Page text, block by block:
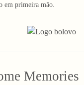
em primeira mão.
Memories